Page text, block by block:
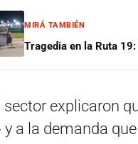
MIRÁ TAMBIÉN
Tragedia en la Ruta
sector explicaron
y a la demanda